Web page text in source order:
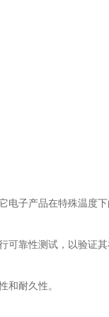
产品在特殊温度下
靠性测试，以验证其
耐久性。